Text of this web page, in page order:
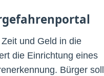
und Geld in die
die Einrichtung eines
Bürger